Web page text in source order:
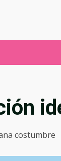
costumbre